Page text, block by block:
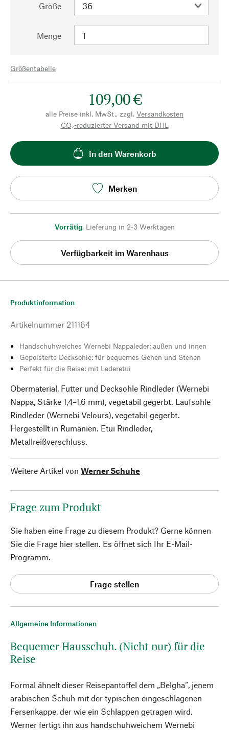
Größe
Menge
Größentabelle
109,00 €
alle Preise inkl. MwSt., zzgl. Versandkosten
CO₂-reduzierter Versand mit DHL
In den Warenkorb
Merken
Vorrätig, Lieferung in 2-3 Werktagen
Verfügbarkeit im Warenhaus
Allgemeine Informationen
Bequemer Hausschuh. (Nicht nur) für die
Reise
Formal ähnelt dieser Reisepantoffel dem „Belgha“, jenem
arabischen Schuh mit der typischen eingeschlagenen
Fersenkappe, der wie ein Schlappen getragen wird.
Werner fertigt ihn aus handschuhweichem Wernebi
Produktinformation
Artikelnummer 211164
Handschuhweiches Wernebi Nappaleder: außen und innen
Gepolsterte Decksohle: für bequemes Gehen und Stehen
Perfekt für die Reise: mit Lederetui
Obermaterial, Futter und Decksohle Rindleder (Wernebi
Nappa, Stärke 1,4–1,6 mm), vegetabil gegerbt. Laufsohle
Rindleder (Wernebi Velours), vegetabil gegerbt.
Hergestellt in Rumänien. Etui Rindleder,
Metallreißverschluss.
Weitere Artikel von Werner Schuhe
Frage zum Produkt
Sie haben eine Frage zu diesem Produkt? Gerne können
Sie die Frage hier stellen. Es öffnet sich Ihr E-Mail-
Programm.
Frage stellen